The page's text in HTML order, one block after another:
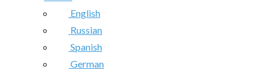
English
Russian
Spanish
German